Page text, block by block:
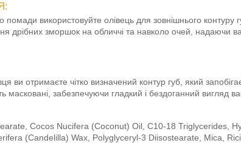
використовуйте олівець для зовнішнього контуру
дрібних зморшок на обличчі та навколо очей, надаючи
ви отримаєте чітко визначений контур губ, який
масковані, забезпечуючи гладкий і бездоганний вигляд
Cocos Nucifera (Coconut) Oil, C10-18 Triglycerides,
(Candelilla) Wax, Polyglyceryl-3 Diisostearate, Mica,